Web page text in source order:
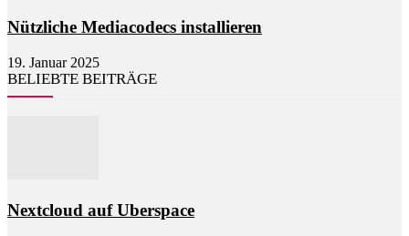
Nützliche Mediacodecs installieren
19. Januar 2025
BELIEBTE BEITRÄGE
Nextcloud auf Uberspace